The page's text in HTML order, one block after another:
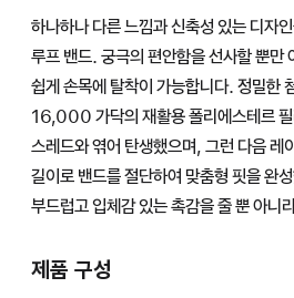
하나하나 다른 느낌과 신축성 있는 디자
루프 밴드. 궁극의 편안함을 선사할 뿐만
쉽게 손목에 탈착이 가능합니다. 정밀한
16,000 가닥의 재활용 폴리에스테르
스레드와 엮어 탄생했으며, 그런 다음 레
길이로 밴드를 절단하여 맞춤형 핏을 완
부드럽고 입체감 있는 촉감을 줄 뿐 아니
제품 구성